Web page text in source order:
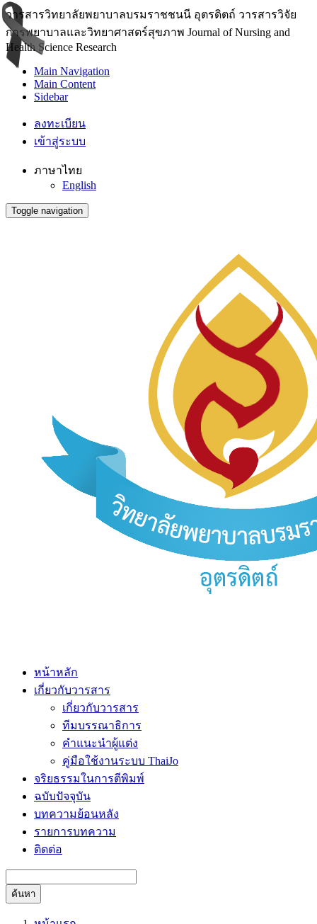
วารสารวิทยาลัยพยาบาลบรมราชชนนี อุตรดิตถ์ วารสารวิจัย
การพยาบาลและวิทยาศาสตร์สุขภาพ Journal of Nursing and
Health Science Research
Main Navigation
Main Content
Sidebar
ลงทะเบียน
เข้าสู่ระบบ
ภาษาไทย
English
Toggle navigation
หน้าหลัก
เกี่ยวกับวารสาร
เกี่ยวกับวารสาร
ทีมบรรณาธิการ
คำแนะนำผู้แต่ง
คู่มือใช้งานระบบ ThaiJo
จริยธรรมในการตีพิมพ์
ฉบับปัจจุบัน
บทความย้อนหลัง
รายการบทความ
ติดต่อ
ค้นหา